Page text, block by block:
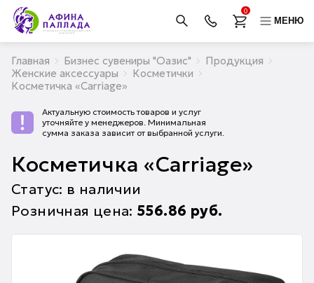
0
МЕНЮ
Главная Бизнес сувениры "Оазис"
Продукция
Женские аксессуары
Косметички
Косметичка «Carriage»
Актуальную стоимость товаров и услуг
уточняйте у менеджеров. Минимальная
сумма заказа зависит от выбранной услуги.
Косметичка «Carriage»
Статус: в наличии
Розничная цена: 556.86 руб.